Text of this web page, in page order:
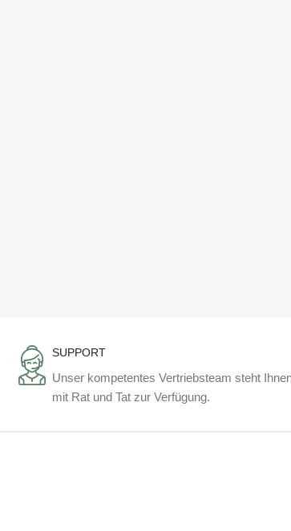
SUPPORT
Unser kompetentes Vertriebsteam steht
mit Rat und Tat zur Verfügung.